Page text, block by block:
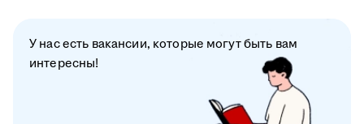
У нас есть вакансии, которые могут быть вам
интересны!